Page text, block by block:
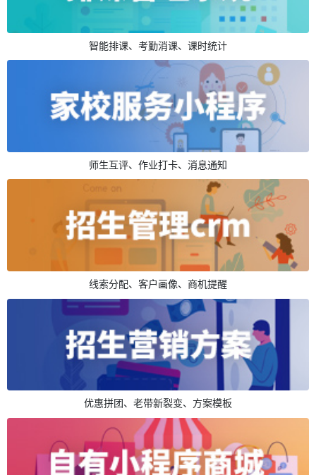
智能排课、考勤消课、课时统计
师生互评、作业打卡、消息通知
线索分配、客户画像、商机提醒
优惠拼团、老带新裂变、方案模板